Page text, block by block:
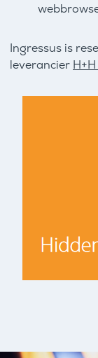
Ingressus is
leverancier